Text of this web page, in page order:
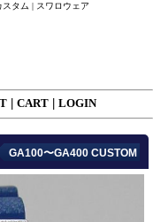
タム | スワロウェア
CART LOGIN
GA100〜GA400 CUSTOM